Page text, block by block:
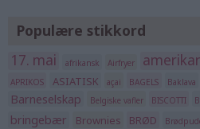
Populære stikkord
17. mai afrikansk Airfryer
APRIKOS ASIATISK açai BAGELS Baklava
Barneselskap
Belgiske vafler BISCOTTI
bringebær Brownies BRØD